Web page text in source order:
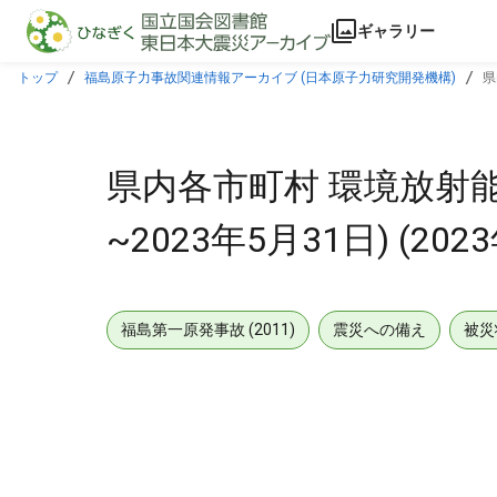
本文に飛ぶ
ギャラリー
トップ 福島原子力事故関連情報アーカイブ (日本原子力研究開発機構)
県内各市町村 環境放射
~2023年5月31日)
福島第一原発事故 (2011) 震災への備え 被災